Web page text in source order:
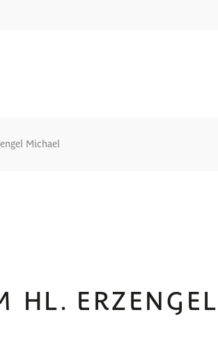
Michael
HL. ERZENGEL